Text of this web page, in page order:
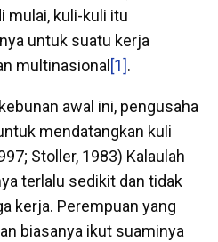
mulai, kuli-kuli itu
untuk suatu kerja
multinasional [1].
awal ini, pengusaha
mendatangkan kuli
Stoller, 1983) Kalaulah
terlalu sedikit dan tidak
kerja. Perempuan yang
biasanya ikut suaminya